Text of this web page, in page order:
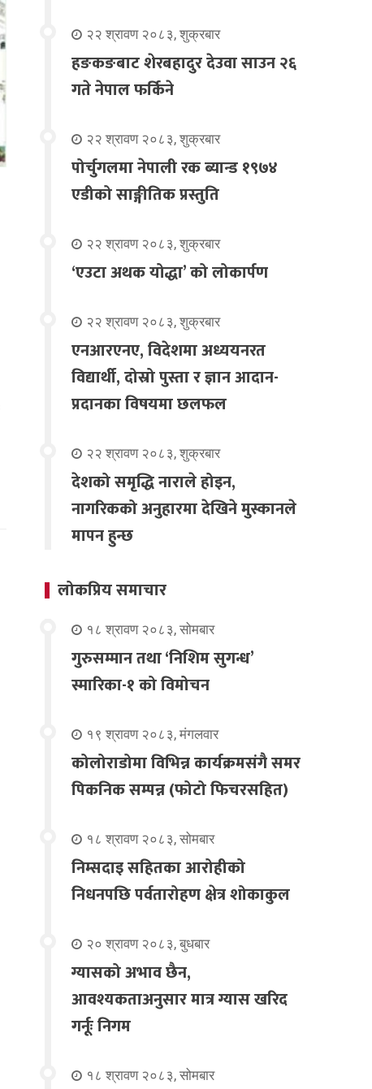
२२ श्रावण २०८३, शुक्रबार
हङकङबाट शेरबहादुर देउवा साउन २६
गते नेपाल फर्किने
२२ श्रावण २०८३, शुक्रबार
पोर्चुगलमा नेपाली रक ब्यान्ड १९७४
एडीको साङ्गीतिक प्रस्तुति
२२ श्रावण २०८३, शुक्रबार
‘एउटा अथक योद्धा’ को लोकार्पण
२२ श्रावण २०८३, शुक्रबार
एनआरएनए, विदेशमा अध्ययनरत
विद्यार्थी, दोस्रो पुस्ता र ज्ञान आदान-
प्रदानका विषयमा छलफल
२२ श्रावण २०८३, शुक्रबार
देशको समृद्धि नाराले होइन,
नागरिकको अनुहारमा देखिने मुस्कानले
मापन हुन्छ
लोकप्रिय समाचार
१८ श्रावण २०८३, सोमबार
गुरुसम्मान तथा ‘निशिम सुगन्ध’
स्मारिका-१ को विमोचन
१९ श्रावण २०८३, मंगलवार
कोलोराडोमा विभिन्न कार्यक्रमसंगै समर
पिकनिक सम्पन्न (फोटो फिचरसहित)
१८ श्रावण २०८३, सोमबार
निम्सदाइ सहितका आरोहीको
निधनपछि पर्वतारोहण क्षेत्र शोकाकुल
२० श्रावण २०८३, बुधबार
ग्यासको अभाव छैन,
आवश्यकताअनुसार मात्र ग्यास खरिद
गर्नूः निगम
१८ श्रावण २०८३, सोमबार